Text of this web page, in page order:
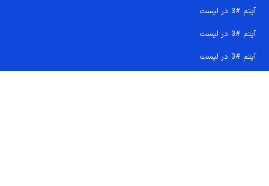
آیتم #3 در لیست
آیتم #3 در لیست
آیتم #3 در لیست